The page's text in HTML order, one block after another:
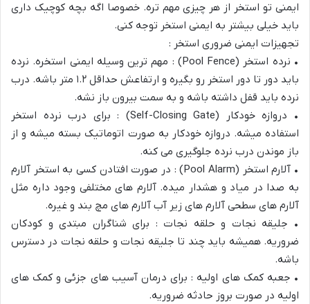
ایمنی تو استخر از هر چیزی مهم تره. خصوصا اگه بچه کوچیک داری
باید خیلی بیشتر به ایمنی استخر توجه کنی.
تجهیزات ایمنی ضروری استخر :
• نرده استخر (Pool Fence) : مهم ترین وسیله ایمنی استخره. نرده
باید دور تا دور استخر رو بگیره و ارتفاعش حداقل ۱.۲ متر باشه. درب
نرده باید قفل داشته باشه و به سمت بیرون باز نشه.
• دروازه خودکار (Self-Closing Gate) : برای درب نرده استخر
استفاده میشه. دروازه خودکار به صورت اتوماتیک بسته میشه و از
باز موندن درب نرده جلوگیری می کنه.
• آلارم استخر (Pool Alarm) : در صورت افتادن کسی به استخر آلارم
به صدا در میاد و هشدار میده. آلارم های مختلفی وجود داره مثل
آلارم های سطحی آلارم های زیر آب آلارم های مچ بند و غیره.
• جلیقه نجات و حلقه نجات : برای شناگران مبتدی و کودکان
ضروریه. همیشه باید چند تا جلیقه نجات و حلقه نجات در دسترس
باشه.
• جعبه کمک های اولیه : برای درمان آسیب های جزئی و کمک های
اولیه در صورت بروز حادثه ضروریه.